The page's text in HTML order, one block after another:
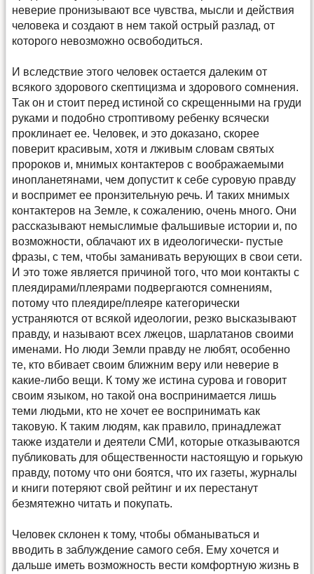
неверие пронизывают все чувства, мысли и действия
человека и создают в нем такой острый разлад, от
которого невозможно освободиться.
И вследствие этого человек остается далеким от
всякого здорового скептицизма и здорового сомнения.
Так он и стоит перед истиной со скрещенными на груди
руками и подобно строптивому ребенку всячески
проклинает ее. Человек, и это доказано, скорее
поверит красивым, хотя и лживым словам святых
пророков и, мнимых контактеров с воображаемыми
инопланетянами, чем допустит к себе суровую правду
и воспримет ее пронзительную речь. И таких мнимых
контактеров на Земле, к сожалению, очень много. Они
рассказывают немыслимые фальшивые истории и, по
возможности, облачают их в идеологически- пустые
фразы, с тем, чтобы заманивать верующих в свои сети.
И это тоже является причиной того, что мои контакты с
плеядирами/плеярами подвергаются сомнениям,
потому что плеядире/плеяре категорически
устраняются от всякой идеологии, резко высказывают
правду, и называют всех лжецов, шарлатанов своими
именами. Но люди Земли правду не любят, особенно
те, кто вбивает своим ближним веру или неверие в
какие-либо вещи. К тому же истина сурова и говорит
своим языком, но такой она воспринимается лишь
теми людьми, кто не хочет ее воспринимать как
таковую. К таким людям, как правило, принадлежат
также издатели и деятели СМИ, которые отказываются
публиковать для общественности настоящую и горькую
правду, потому что они боятся, что их газеты, журналы
и книги потеряют свой рейтинг и их перестанут
безмятежно читать и покупать.
Человек склонен к тому, чтобы обманываться и
вводить в заблуждение самого себя. Ему хочется и
дальше иметь возможность вести комфортную жизнь в